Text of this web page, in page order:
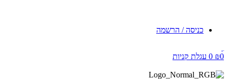
כניסה / הרשמה
₪0
0 עגלת קניות